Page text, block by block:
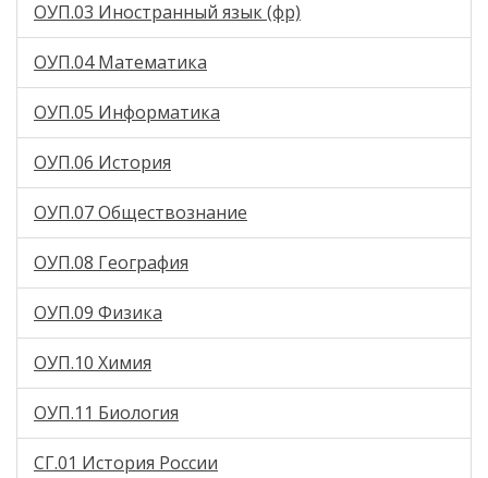
ОУП.03 Иностранный язык (фр)
ОУП.04 Математика
ОУП.05 Информатика
ОУП.06 История
ОУП.07 Обществознание
ОУП.08 География
ОУП.09 Физика
ОУП.10 Химия
ОУП.11 Биология
СГ.01 История России